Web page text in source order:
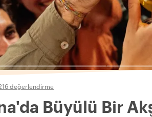
değerlendirme
Büyülü Bir